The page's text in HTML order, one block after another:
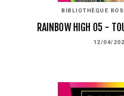
BIBLIOTHÈQUE
RAINBOW HIGH 05 -
12/04/